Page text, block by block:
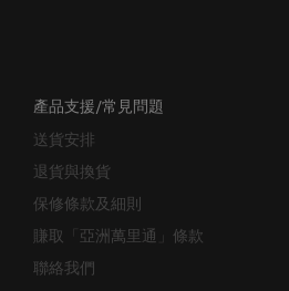
送貨安排
退貨與換貨
保修條款及細則
賺取「亞洲萬里通」條款
聯絡我們
業務諮詢